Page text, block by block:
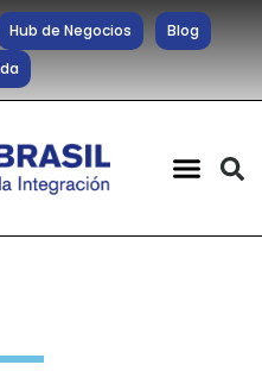
Hub de Negocios
Blog